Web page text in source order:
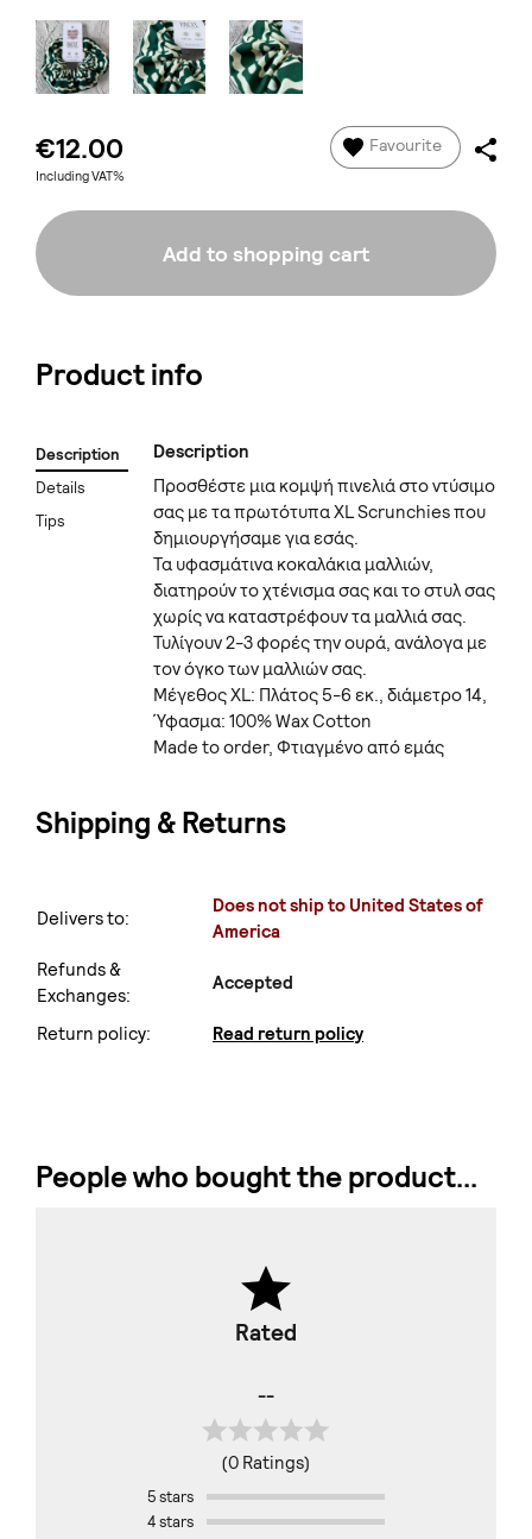
€12.00
Including VAT%
Favourite
Add to shopping cart
Product info
Description
Details
Tips
Description
Προσθέστε μια κομψή πινελιά στο ντύσιμο
σας με τα πρωτότυπα XL Scrunchies που
δημιουργήσαμε για εσάς.
Τα υφασμάτινα κοκαλάκια μαλλιών,
διατηρούν το χτένισμα σας και το στυλ σας
χωρίς να καταστρέφουν τα μαλλιά σας.
Τυλίγουν 2-3 φορές την ουρά, ανάλογα με
τον όγκο των μαλλιών σας.
Μέγεθος XL: Πλάτος 5-6 εκ., διάμετρο 14,
Ύφασμα: 100% Wax Cotton
Made to order, Φτιαγμένο από εμάς
Shipping & Returns
Delivers to:
Does not ship to United States of
America
Refunds &
Exchanges:
Accepted
Return policy: Read return policy
People who bought the product...
Rated
--
(0 Ratings)
5 stars
4 stars